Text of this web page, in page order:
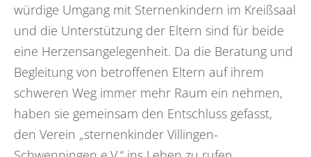
würdige Umgang mit Sternenkindern im Kreißsaal
und die Unterstützung der Eltern sind für beide
eine Herzensangelegenheit. Da die Beratung und
Begleitung von betroffenen Eltern auf ihrem
schweren Weg immer mehr Raum ein nehmen,
haben sie gemeinsam den Entschluss gefasst,
den Verein „sternenkinder Villingen-